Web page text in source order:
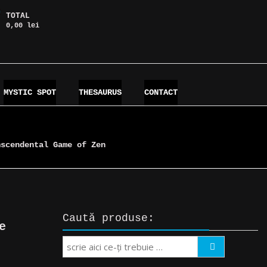
TOTAL
0,00 lei
MYSTIC SPOT THESAURUS CONTACT
Game of Zen
Caută produse:
Search